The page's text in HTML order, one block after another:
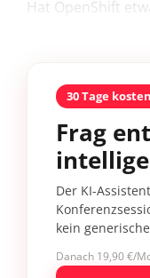
Hat OpenShift
30 Tage
Frag
Der KI-
kein
Danach 19,90 €/